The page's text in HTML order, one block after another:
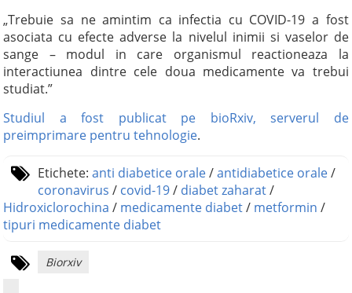
„Trebuie sa ne amintim ca infectia cu COVID-19 a fost
asociata cu efecte adverse la nivelul inimii si vaselor de
sange – modul in care organismul reactioneaza la
interactiunea dintre cele doua medicamente va trebui
studiat.”
Studiul a fost publicat pe bioRxiv, serverul de
preimprimare pentru tehnologie.
Etichete:anti diabetice orale/antidiabetice orale/
coronavirus / covid-19/ diabet zaharat/
Hidroxiclorochina / medicamente diabet/ metformin /
tipuri medicamente diabet
Biorxiv